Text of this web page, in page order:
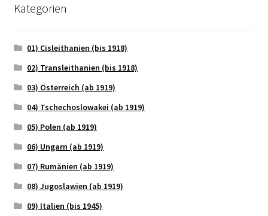
Kategorien
01) Cisleithanien (bis 1918)
02) Transleithanien (bis 1918)
03) Österreich (ab 1919)
04) Tschechoslowakei (ab 1919)
05) Polen (ab 1919)
06) Ungarn (ab 1919)
07) Rumänien (ab 1919)
08) Jugoslawien (ab 1919)
09) Italien (bis 1945)